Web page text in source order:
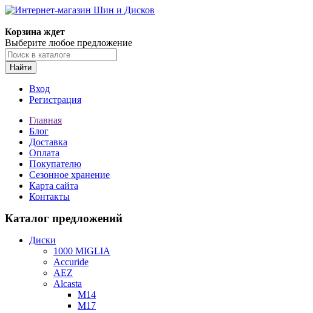
Корзина ждет
Выберите любое предложение
Найти
Вход
Регистрация
Главная
Блог
Доставка
Оплата
Покупателю
Сезонное хранение
Карта сайта
Контакты
Каталог предложений
Диски
1000 MIGLIA
Accuride
AEZ
Alcasta
M14
M17